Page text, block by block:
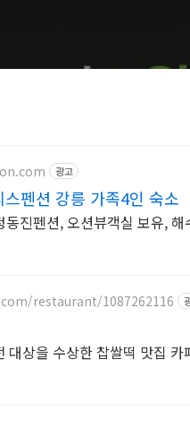
광고
펜션 강릉 가족4인 숙소
진펜션, 오션뷰객실 보유,
restaurant/1087262116
대상을 수상한 찹쌀떡 맛집 카